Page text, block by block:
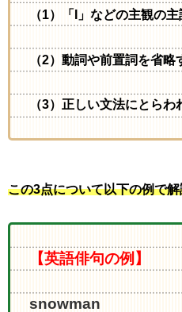
（1）「I」などの主観の
（2）動詞や前置詞を省略
（3）正しい文法にとらわ
この3点について以下の例で
【英語俳句の例】
snowman